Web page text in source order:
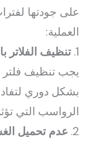
على جودتها
العملية:
1. تنظيف الفلاتر
يجب تنظيف فلتر
بشكل دوري
الرواسب التي
2. عدم تحميل